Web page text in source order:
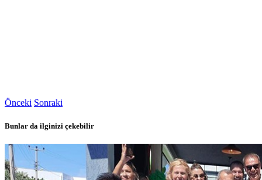
Önceki Sonraki
Bunlar da ilginizi çekebilir